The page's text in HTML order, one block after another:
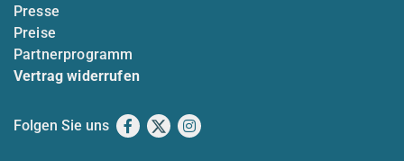
Presse
Preise
Partnerprogramm
Vertrag widerrufen
Folgen Sie uns Facebook
X Instagram